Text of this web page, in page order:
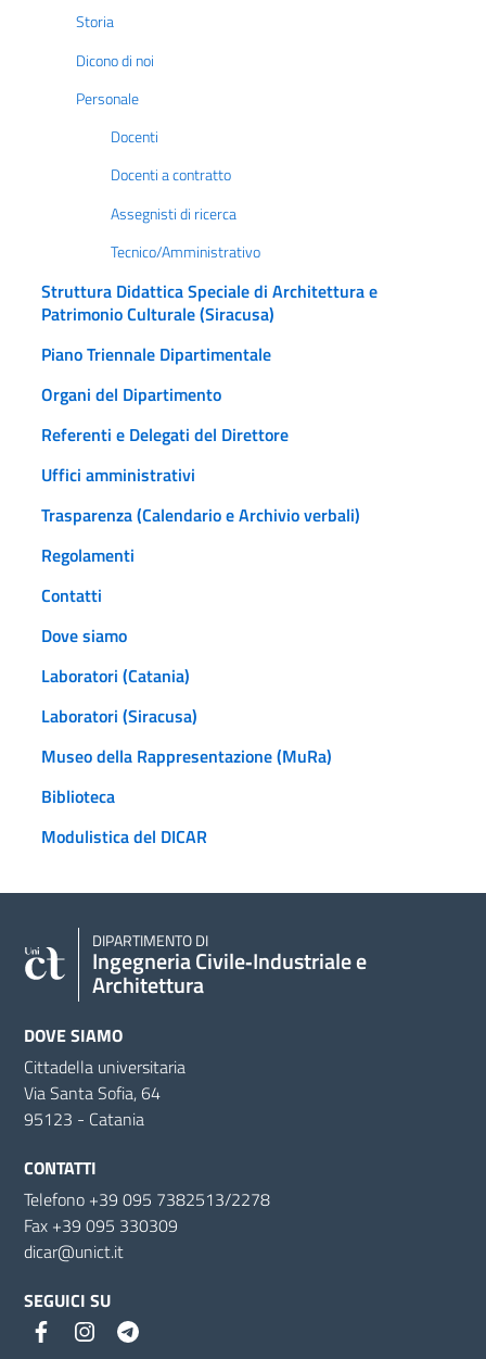
Storia
Dicono di noi
Personale
Docenti
Docenti a contratto
Assegnisti di ricerca
Tecnico/Amministrativo
Struttura Didattica Speciale di Architettura e
Patrimonio Culturale (Siracusa)
Piano Triennale Dipartimentale
Organi del Dipartimento
Referenti e Delegati del Direttore
Uffici amministrativi
Trasparenza (Calendario e Archivio verbali)
Regolamenti
Contatti
Dove siamo
Laboratori (Catania)
Laboratori (Siracusa)
Museo della Rappresentazione (MuRa)
Biblioteca
Modulistica del DICAR
DIPARTIMENTO DI
Ingegneria Civile‑Industriale e
Architettura
DOVE SIAMO
Cittadella universitaria
Via Santa Sofia, 64
95123 - Catania
CONTATTI
Telefono +39 095 7382513/2278
Fax +39 095 330309
dicar@unict.it
SEGUICI SU